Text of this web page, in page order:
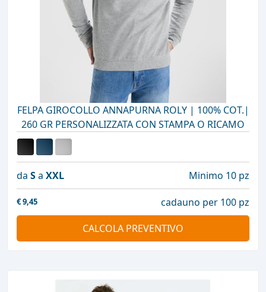
FELPA GIROCOLLO ANNAPURNA ROLY | 100% COT.|
260 GR PERSONALIZZATA CON STAMPA O RICAMO
da Sa XXL Minimo 10 pz
€9,45
cadauno per 100 pz
CALCOLA PREVENTIVO